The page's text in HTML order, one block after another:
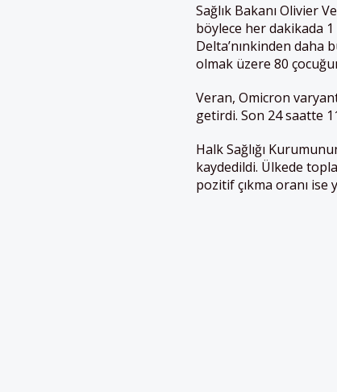
Sağlık Bakanı Olivier
böylece her dakikada 1
Delta’nınkinden daha
olmak üzere 80
Veran, Omicron
getirdi. Son 24 saatte
Halk Sağlığı
kaydedildi. Ülkede
pozitif çıkma oranı ise